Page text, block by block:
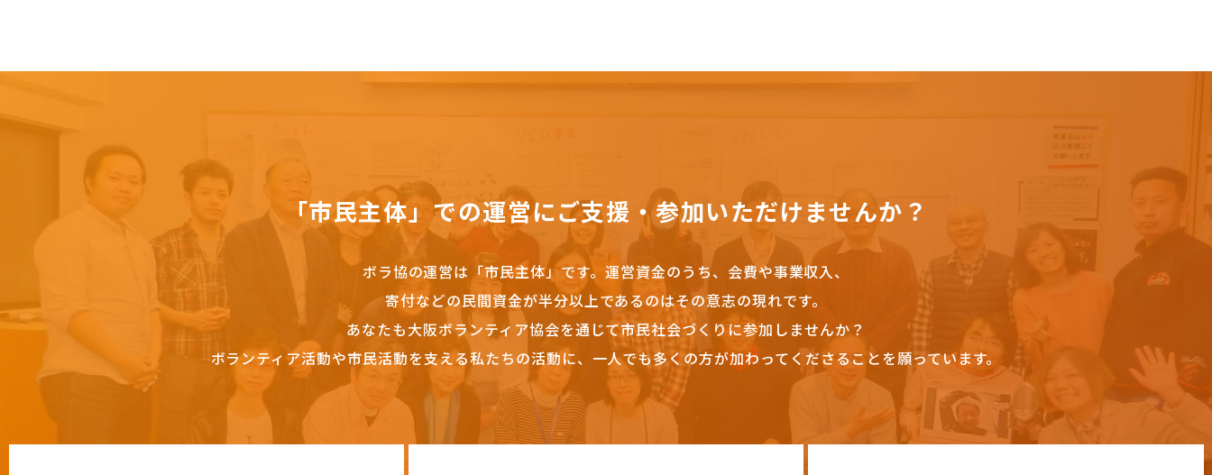
「市民主体」での運営にご支援・参加いただけませんか？
ボラ協の運営は「市民主体」です。 運営資金のうち、会費や事業収入、
寄付などの民間資金が半分以上であるのはその意志の現れです。
あなたも大阪ボランティア協会を通じて市民社会づくりに参加しませんか？
ボランティア活動や市民活動を支える私たちの活動に、一人でも多くの方が加わってくださることを願っています。